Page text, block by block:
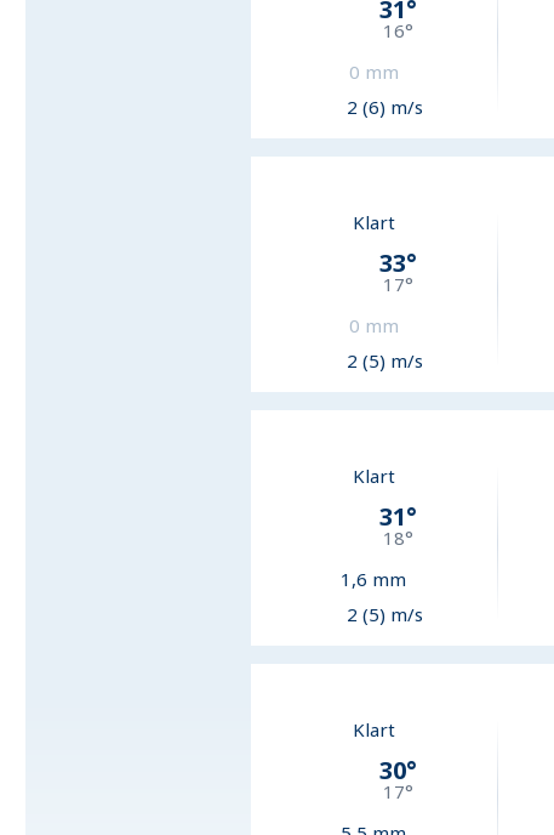
31°
16°
0 mm
2 (6) m/s
Klart
33°
17°
0 mm
2 (5) m/s
Klart
31°
18°
1,6 mm
2 (5) m/s
Klart
30°
17°